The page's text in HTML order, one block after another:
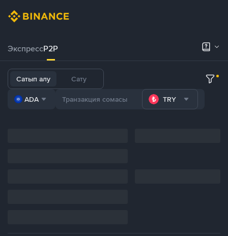
ЭкспрессP2P
Сатып алу Сату
ADA TRY